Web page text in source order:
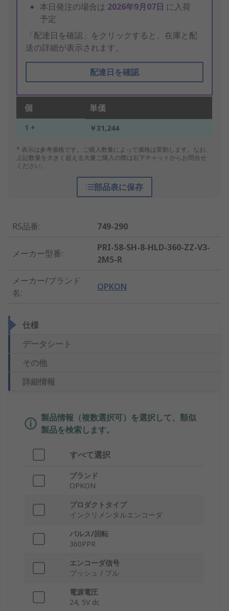
本日発注の場合は 2026年9月07日 に入荷
予定
「配達日を確認」をクリックすると、在庫と配
送の詳細が表示されます。
配達日を確認
個 単価
1 + ￥31,244
* 表示は参考価格です。ご購入数量によって価格は変動します。なお、
上記数量を大きく超える大量ご購入の際は右下チャットからお問合せ
ください。
部品表に保存
RS品番: 749-290
メーカー型番:
PRI-58-SH-8-HLD-360-ZZ-V3-
2M5-R
メーカー/ブランド
名:
OPKON
仕様
データシート
その他
詳細情報
製品情報（複数選択可）を選択して、類似
製品を検索します。
すべて選択
ブランド
OPKON
プロダクトタイプ
インクリメンタルエンコーダ
パルス/回転
360PPR
エンコーダ信号
プッシュ / プル
電源電圧
24, 5V dc